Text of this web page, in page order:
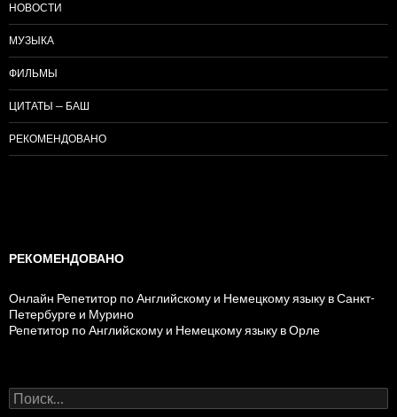
НОВОСТИ
МУЗЫКА
ФИЛЬМЫ
ЦИТАТЫ — БАШ
РЕКОМЕНДОВАНО
РЕКОМЕНДОВАНО
Онлайн Репетитор по Английскому и Немецкому языку в Санкт-
Петербурге и Мурино
Репетитор по Английскому и Немецкому языку в Орле
Н
а